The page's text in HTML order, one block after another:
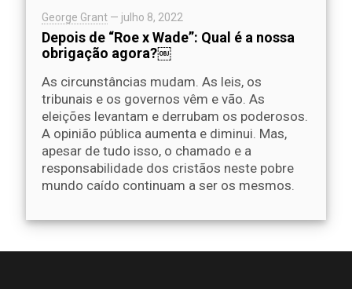
George Grant — julho 8, 2022
Depois de “Roe x Wade”: Qual é a nossa
obrigação agora?￼
As circunstâncias mudam. As leis, os
tribunais e os governos vêm e vão. As
eleições levantam e derrubam os poderosos.
A opinião pública aumenta e diminui. Mas,
apesar de tudo isso, o chamado e a
responsabilidade dos cristãos neste pobre
mundo caído continuam a ser os mesmos.